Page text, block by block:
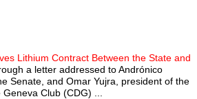
Lithium Contract Between the State and
a letter addressed to Andrónico
Senate, and Omar Yujra, president of the
Club (CDG) ...